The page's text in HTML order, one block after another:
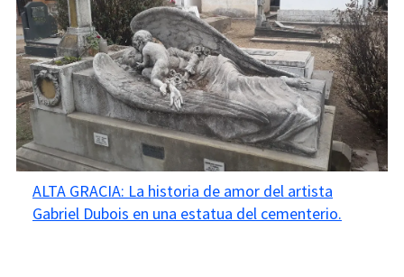
ALTA GRACIA: La historia de amor del artista
Gabriel Dubois en una estatua del cementerio.